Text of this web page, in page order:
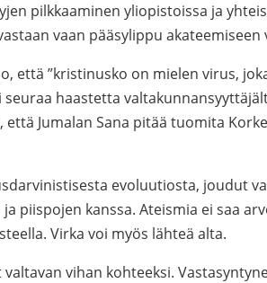
pilkkaaminen yliopistoissa ja
vaan pääsylippu akateemiseen
että ”kristinusko on mielen virus,
haastetta
Jumalan Sana pitää tuomita
evoluutiosta, joudut
piispojen kanssa. Ateismia ei saa
Virka voi myös lähteä alta.
vihan kohteeksi.